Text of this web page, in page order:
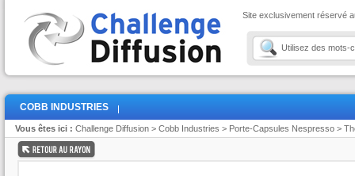
Site exclusivement réservé
COBB INDUSTRIES
Vous êtes ici : Challenge Diffusion > Cobb Industries > Porte-Capsules Nespresso >